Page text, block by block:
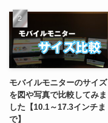
モバイルモニターのサイズ
を図や写真で比較してみま
した【10.1～17.3インチま
で】